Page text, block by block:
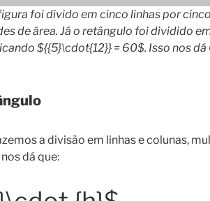
foi divido em cinco linhas por
de área. Já o retângulo foi dividido
${{5}\cdot{12}} = 60$. Isso nos
a divisão em linhas e colunas,
dá que: